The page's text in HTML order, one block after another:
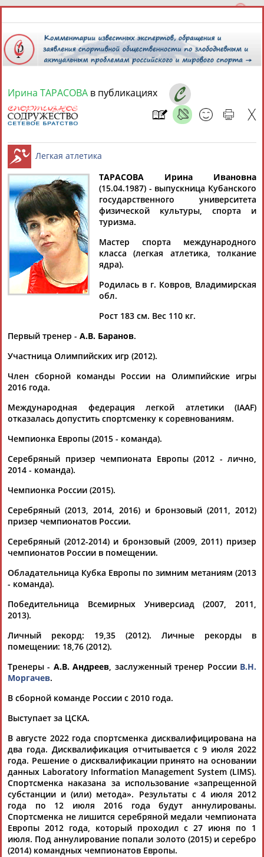
7 августа 2026 года,
СПОРТСМЕНЫ, ТРЕНЕРЫ И СПЕЦИАЛИСТЫ
Найдено: 13181персон Расширенный поиск
Аслаудин
АБАЕВ
Елена
АБАИМОВА
Мария
АБАКУМОВА
Юлия
АБАЛАКИНА
Тамилла
Рамазан
Ростом
Флюра
БУЛАТОВА
Каримжан
Рамазан
АБДУЛАЕВ
АБДУЛАЕВ
АБДУЛАЗИЗОВ
Камалудин
АБДУЛДАУДОВ
Абдула
АБДУЛЖАЛИЛОВ
Магомед
АБДУЛКАГИРОВ
Назир
АБДУЛЛАЕВ
24 персон из 13181
ЕЩЁ ПЕРСОНЫ
Ирина ТАРАСОВА в публикациях
Легкая атлетика
ТАРАСОВА Ирина Ивановна
(15.04.1987) - выпускница Кубанского
государственного университета
физической культуры, спорта и
туризма.
Мастер спорта международного
класса (легкая атлетика, толкание
ядра).
Родилась в г. Ковров, Владимирская
обл.
Рост 183 см. Вес 110 кг.
Первый тренер - А.В. Баранов.
Участница Олимпийских игр (2012).
Член сборной команды России на Олимпийские игры
2016 года.
Международная федерация легкой атлетики (IAAF)
отказалась допустить спортсменку к соревнованиям.
Чемпионка Европы (2015 - команда).
Серебряный призер чемпионата Европы (2012 - лично,
2014 - команда).
Чемпионка России (2015).
Серебряный (2013, 2014, 2016) и бронзовый (2011, 2012)
призер чемпионатов России.
Серебряный (2012-2014) и бронзовый (2009, 2011) призер
чемпионатов России в помещении.
Обладательница Кубка Европы по зимним метаниям (2013
- команда).
Победительница Всемирных Универсиад (2007, 2011,
2013).
Личный рекорд: 19,35 (2012). Личные рекорды в
помещении: 18,76 (2012).
Тренеры - А.В. Андреев, заслуженный тренер России В.Н.
Моргачев.
В сборной команде России с 2010 года.
Выступает за ЦСКА.
В августе 2022 года спортсменка дисквалифицирована на
два года. Дисквалификация отчитывается с 9 июля 2022
года. Решение о дисквалификации принято на основании
данных Laboratory Information Management System (LIMS).
Спортсменка наказана за использование «запрещенной
субстанции и (или) метода». Результаты с 4 июля 2012
года по 12 июля 2016 года будут аннулированы.
Спортсменка не лишится серебряной медали чемпионата
Европы 2012 года, который проходил с 27 июня по 1
июля. Под аннулирование попали золото (2015) и серебро
(2014) командных чемпионатов Европы.